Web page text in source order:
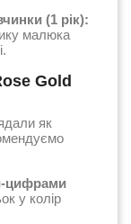
(1 рік):
малюка
Gold
як
цифрами
у колір